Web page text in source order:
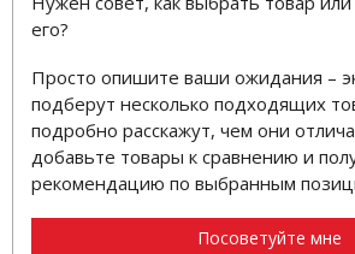
его?
Просто опишите ваши ожидания –
подберут несколько подходящих
подробно расскажут, чем они
добавьте товары к сравнению и
рекомендацию по выбранным
Посоветуйте мне